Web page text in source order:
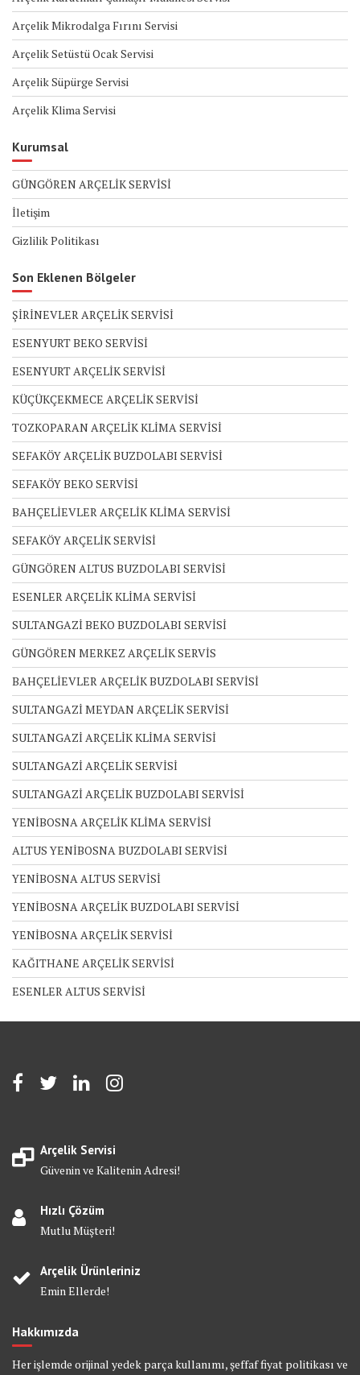
Arçelik Mikrodalga Fırını Servisi
Arçelik Setüstü Ocak Servisi
Arçelik Süpürge Servisi
Arçelik Klima Servisi
Kurumsal
GÜNGÖREN ARÇELİK SERVİSİ
İletişim
Gizlilik Politikası
Son Eklenen Bölgeler
ŞİRİNEVLER ARÇELİK SERVİSİ
ESENYURT BEKO SERVİSİ
ESENYURT ARÇELİK SERVİSİ
KÜÇÜKÇEKMECE ARÇELİK SERVİSİ
TOZKOPARAN ARÇELİK KLİMA SERVİSİ
SEFAKÖY ARÇELİK BUZDOLABI SERVİSİ
SEFAKÖY BEKO SERVİSİ
BAHÇELİEVLER ARÇELİK KLİMA SERVİSİ
SEFAKÖY ARÇELİK SERVİSİ
GÜNGÖREN ALTUS BUZDOLABI SERVİSİ
ESENLER ARÇELİK KLİMA SERVİSİ
SULTANGAZİ BEKO BUZDOLABI SERVİSİ
GÜNGÖREN MERKEZ ARÇELİK SERVİS
BAHÇELİEVLER ARÇELİK BUZDOLABI SERVİSİ
SULTANGAZİ MEYDAN ARÇELİK SERVİSİ
SULTANGAZİ ARÇELİK KLİMA SERVİSİ
SULTANGAZİ ARÇELİK SERVİSİ
SULTANGAZİ ARÇELİK BUZDOLABI SERVİSİ
YENİBOSNA ARÇELİK KLİMA SERVİSİ
ALTUS YENİBOSNA BUZDOLABI SERVİSİ
YENİBOSNA ALTUS SERVİSİ
YENİBOSNA ARÇELİK BUZDOLABI SERVİSİ
YENİBOSNA ARÇELİK SERVİSİ
KAĞITHANE ARÇELİK SERVİSİ
ESENLER ALTUS SERVİSİ
Arçelik Servisi
Güvenin ve Kalitenin Adresi!
Hızlı Çözüm
Mutlu Müşteri!
Arçelik Ürünleriniz
Emin Ellerde!
Hakkımızda
Her işlemde orijinal yedek parça kullanımı, şeffaf fiyat politikası ve